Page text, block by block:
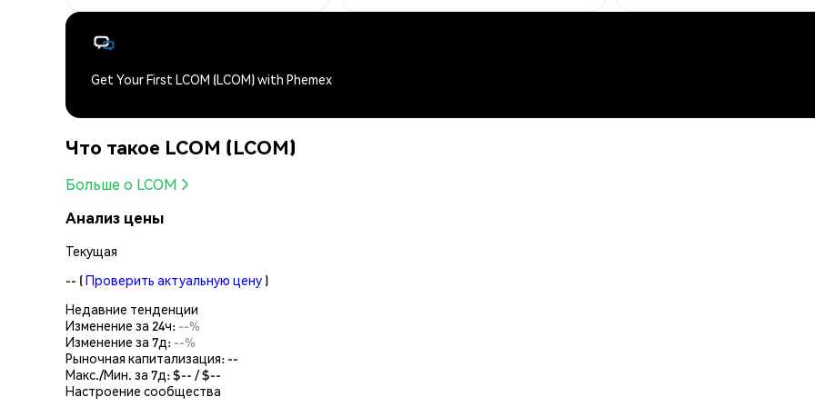
Get Your First LCOM (LCOM) with Phemex
Что такое LCOM (LCOM)
Больше о LCOM
Анализ цены
Текущая
-- (Проверить актуальную цену )
Недавние тенденции
Изменение за 24ч: --%
Изменение за 7д: --%
Рыночная капитализация: --
Макс./Мин. за 7д: $-- / $--
Настроение сообщества